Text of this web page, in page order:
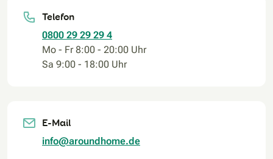
Telefon
0800 29 29 29 4
Mo - Fr 8:00 - 20:00 Uhr
Sa 9:00 - 18:00 Uhr
E-Mail
info@aroundhome.de